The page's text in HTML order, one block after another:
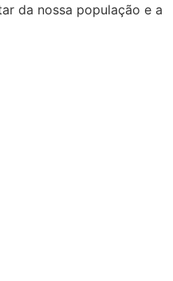
da nossa população e a